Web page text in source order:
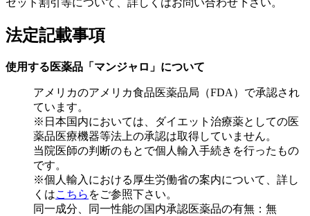
セット割引等について、詳しくはお問い合わせ下さい。
法定記載事項
使用する医薬品「マンジャロ」について
アメリカのアメリカ食品医薬品局（FDA）で承認され
ています。
※日本国内においては、ダイエット治療薬としての医
薬品医療機器等法上の承認は取得していません。
当院医師の判断のもとで個人輸入手続きを行ったもの
です。
※個人輸入における厚生労働省の案内について、詳し
くはこちら をご参照下さい。
同一成分、同一性能の国内承認医薬品の有無：無